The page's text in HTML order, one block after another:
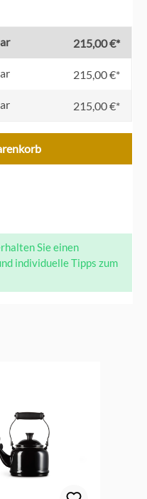
215,00 €*
215,00 €*
215,00 €*
Sie einen
individuelle Tipps zum